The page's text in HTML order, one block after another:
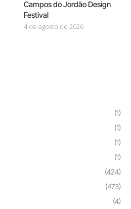
Campos do Jordão Design
Festival
4 de agosto de 2026
(1)
(1)
(1)
(1)
(424)
(473)
(4)